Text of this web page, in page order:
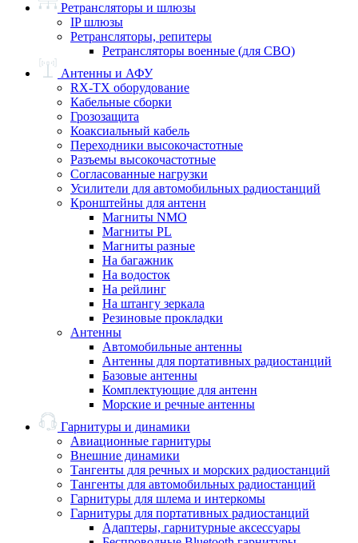
Ретрансляторы и шлюзы
IP шлюзы
Ретрансляторы, репитеры
Ретрансляторы военные (для СВО)
Антенны и АФУ
RX-TX оборудование
Кабельные сборки
Грозозащита
Коаксиальный кабель
Переходники высокочастотные
Разъемы высокочастотные
Согласованные нагрузки
Усилители для автомобильных радиостанций
Кронштейны для антенн
Магниты NMO
Магниты PL
Магниты разные
На багажник
На водосток
На рейлинг
На штангу зеркала
Резиновые прокладки
Антенны
Автомобильные антенны
Антенны для портативных радиостанций
Базовые антенны
Комплектующие для антенн
Морские и речные антенны
Гарнитуры и динамики
Авиационные гарнитуры
Внешние динамики
Тангенты для речных и морских радиостанций
Тангенты для автомобильных радиостанций
Гарнитуры для шлема и интеркомы
Гарнитуры для портативных радиостанций
Адаптеры, гарнитурные аксессуары